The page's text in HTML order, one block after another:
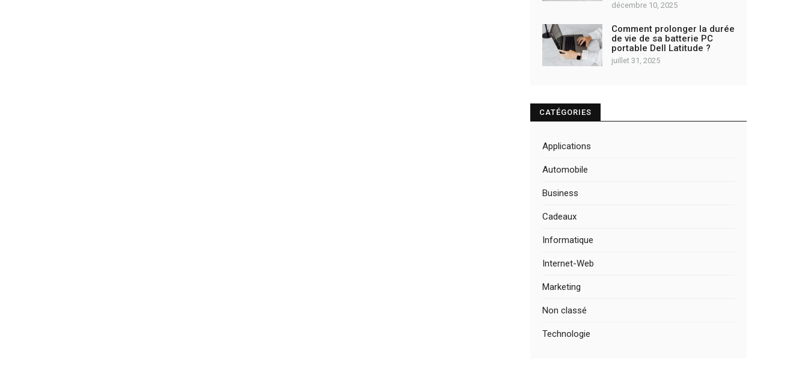
décembre 10, 2025
Comment prolonger la durée
de vie de sa batterie PC
portable Dell Latitude ?
juillet 31, 2025
CATÉGORIES
Applications
Automobile
Business
Cadeaux
Informatique
Internet-Web
Marketing
Non classé
Technologie